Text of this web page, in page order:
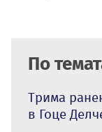
По
Трима
в Гоце